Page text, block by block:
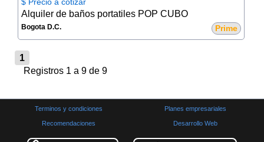
Alquiler de baños portatiles POP CUBO
Bogota D.C. Prime
1
Registros 1 a 9 de 9
Terminos y condiciones
Recomendaciones
Planes empresariales
Desarrollo Web